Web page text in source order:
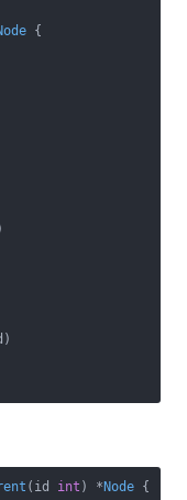
{
(id int ) * Node {